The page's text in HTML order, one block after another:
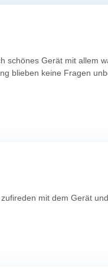
schönes Gerät mit allem
blieben keine Fragen
mit dem Gerät